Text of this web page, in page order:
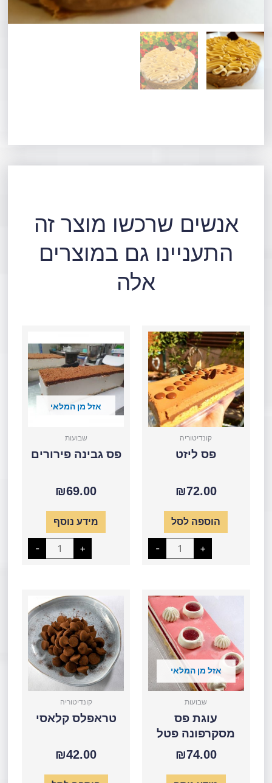
אנשים שרכשו מוצר זה
התעניינו גם במוצרים
אלה
קונדיטוריה
פס ליזט
₪72.00
הוספה לסל
-
של
פס
ליזט
+
אזל מן המלאי
שבועות
פס גבינה פירורים
₪69.00
מידע נוסף
-
פס
גבינה
פירורים
+
אזל מן המלאי
שבועות
עוגת פס
מסקרפונה פטל
₪74.00
של
עוגת
פס
מסקרפונה
פטל
קונדיטוריה
טראפלס קלאסי
₪42.00
של
טראפלס
קלאסי